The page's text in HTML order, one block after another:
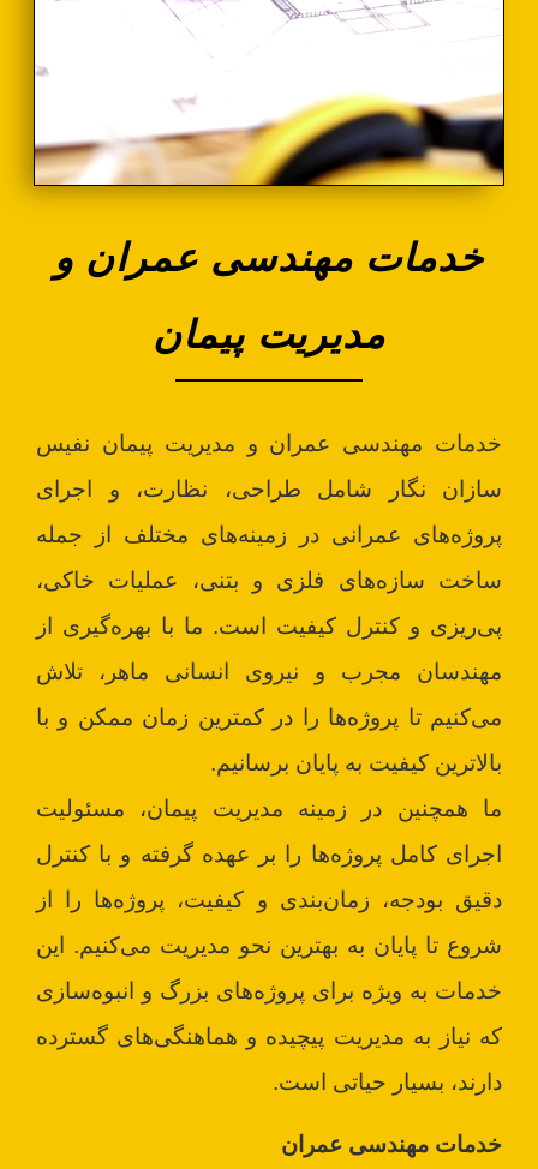
خدمات مهندسی عمران و
مدیریت پیمان
خدمات مهندسی عمران و مدیریت پیمان نفیس
سازان نگار شامل طراحی، نظارت، و اجرای
پروژه‌های عمرانی در زمینه‌های مختلف از جمله
ساخت سازه‌های فلزی و بتنی، عملیات خاکی،
پی‌ریزی و کنترل کیفیت است. ما با بهره‌گیری از
مهندسان مجرب و نیروی انسانی ماهر، تلاش
می‌کنیم تا پروژه‌ها را در کمترین زمان ممکن و با
بالاترین کیفیت به پایان برسانیم.
ما همچنین در زمینه مدیریت پیمان، مسئولیت
اجرای کامل پروژه‌ها را بر عهده گرفته و با کنترل
دقیق بودجه، زمان‌بندی و کیفیت، پروژه‌ها را از
شروع تا پایان به بهترین نحو مدیریت می‌کنیم. این
خدمات به ویژه برای پروژه‌های بزرگ و انبوه‌سازی
که نیاز به مدیریت پیچیده و هماهنگی‌های گسترده
دارند، بسیار حیاتی است.
خدمات مهندسی عمران